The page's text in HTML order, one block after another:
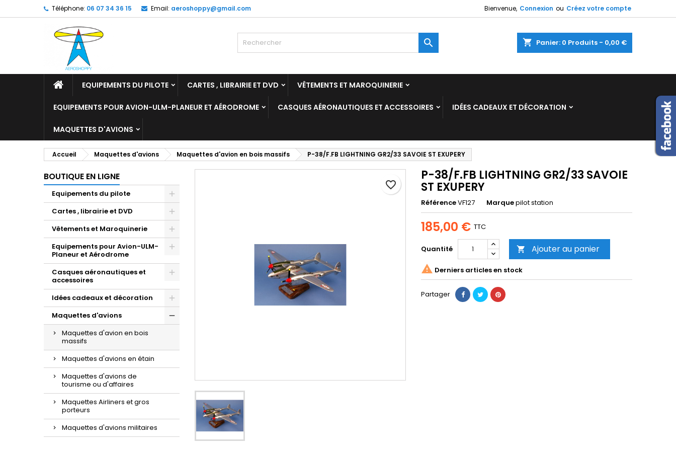
Téléphone: 06 07 34 36 15 Email: aeroshoppy@gmail.com Bienvenue, Connexion ou Créez votre compte
shopping_cart Panier: 0 Produits - 0,00 €

EQUIPEMENTS DU PILOTE CARTES , LIBRAIRIE ET DVD VÊTEMENTS ET MAROQUINERIE
EQUIPEMENTS POUR AVION-ULM-PLANEUR ET AÉRODROME CASQUES AÉRONAUTIQUES ET ACCESSOIRES IDÉES CADEAUX ET DÉCORATION
MAQUETTES D'AVIONS
Accueil Maquettes d'avions Maquettes d'avion en bois massifs P-38/F.FB LIGHTNING GR2/33 SAVOIE ST EXUPERY
BOUTIQUE EN LIGNE
Equipements du pilote
Cartes , librairie et DVD
Vêtements et Maroquinerie
Equipements pour Avion-ULM-
Planeur et Aérodrome
Casques aéronautiques et
accessoires
Idées cadeaux et décoration
Maquettes d'avions
Maquettes d'avion en bois
massifs
Maquettes d'avions en étain
Maquettes d'avions de
tourisme ou d'affaires
Maquettes Airliners et gros
porteurs
Maquettes d'avions militaires
P-38/F.FB LIGHTNING GR2/33 SAVOIE
ST EXUPERY
RéférenceVF127 Marquepilot station
185,00 € TTC
Quantité  Ajouter au panier
favorite_border
 Derniers articles en stock
Partager
My wishlists
Create new list
Créer une liste d'envies
Annuler Créer une liste d'envies
Connexion
Vous devez être connecté pour ajouter des produits à votre liste
Connexion